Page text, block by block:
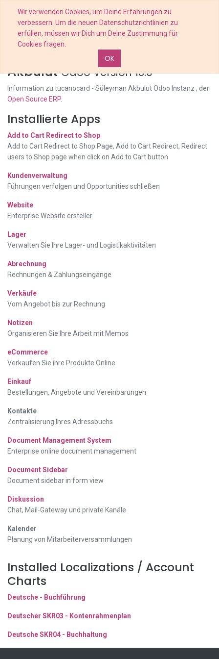
Wir verwenden Cookies, um Deine Erfahrungen zu
verbessern. Um die neuen Datenschutzrichtlinien zu
erfüllen, müssen wir Dich um Deine Zustimmung für
Cookies fragen.
OK
tucanocard - Süleyman
AkbulutOdoo Version 13.0
Information zu tucanocard - Süleyman Akbulut Odoo Instanz , der
Open Source ERP.
Installierte Apps
Add to Cart Redirect to Shop
Add to Cart Redirect to Shop Page, Add to Cart Redirect, Redirect
users to Shop page when click on Add to Cart button
Kundenverwaltung
Führungen verfolgen und Opportunities schließen
Website
Enterprise Website ersteller
Lager
Verwalten Sie Ihre Lager- und Logistikaktivitäten
Abrechnung
Rechnungen & Zahlungseingänge
Verkäufe
Vom Angebot bis zur Rechnung
Notizen
Organisieren Sie Ihre Arbeit mit Memos
eCommerce
Verkaufen Sie ihre Produkte Online
Einkauf
Bestellungen, Angebote und Vereinbarungen
Kontakte
Zentralisierung Ihres Adressbuchs
Document Management System
Enterprise online document management
Document Sidebar
Document sidebar in form view
Diskussion
Chat, Mail-Gateway und private Kanäle
Kalender
Planung von Mitarbeiterversammlungen
Installed Localizations / Account
Charts
Deutsche - Buchführung
Deutscher SKR03 - Kontenrahmenplan
Deutsche SKR04 - Buchhaltung